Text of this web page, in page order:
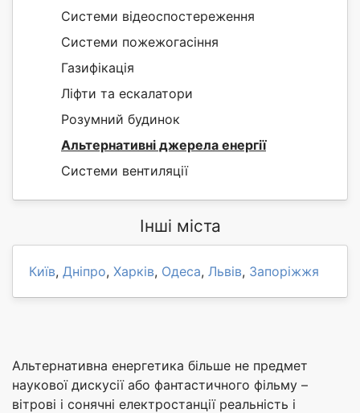
Системи відеоспостереження
Системи пожежогасіння
Газифікація
Ліфти та ескалатори
Розумний будинок
Альтернативні джерела енергії
Системи вентиляції
Інші міста
Київ, Дніпро, Харків, Одеса, Львів, Запоріжжя
Альтернативна енергетика більше не предмет
наукової дискусії або фантастичного фільму –
вітрові і сонячні електростанції реальність і